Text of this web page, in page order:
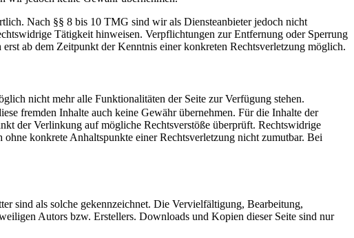
Nach §§ 8 bis 10 TMG sind wir als Diensteanbieter jedoch nicht
Tätigkeit hinweisen. Verpflichtungen zur Entfernung oder Sperrung
ab dem Zeitpunkt der Kenntnis einer konkreten Rechtsverletzung möglich.
fremden Inhalte auch keine Gewähr übernehmen. Für die Inhalte der
der Verlinkung auf mögliche Rechtsverstöße überprüft. Rechtswidrige
konkrete Anhaltspunkte einer Rechtsverletzung nicht zumutbar. Bei
sind als solche gekennzeichnet. Die Vervielfältigung, Bearbeitung,
Autors bzw. Erstellers. Downloads und Kopien dieser Seite sind nur
nicht mehr alle Funktionalitäten der Seite zur Verfügung stehen.